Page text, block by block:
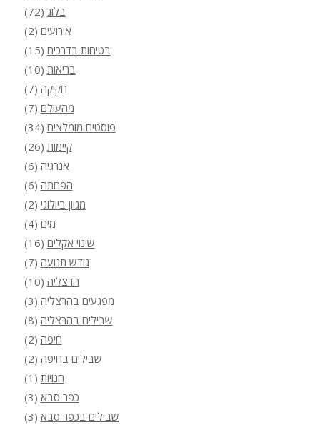
בלוג (72)
אירועים (2)
בטיחות בדרכים (15)
בריאות (10)
חקיקה (7)
מהעולם (7)
פוסטים מומלצים (34)
קיימות (26)
אנרגיה (6)
הפחתה (6)
מגוון ביולוגי (2)
מים (4)
שינוי אקלים (16)
גודש תנועה (7)
הרצליה (10)
מפגעים בהרצליה (3)
שבילים בהרצליה (8)
חיפה (2)
שבילים בחיפה (2)
חנויות (1)
כפר סבא (3)
שבילים בכפר סבא (3)